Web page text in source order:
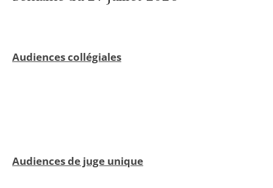
Audiences collégiales
Audiences de juge unique